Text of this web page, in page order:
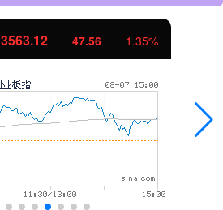
3563.12 47.56 1.35%